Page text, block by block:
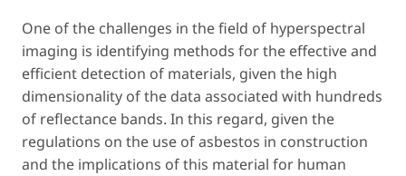
One of the challenges in the field of hyperspectral
imaging is identifying methods for the effective and
efficient detection of materials, given the high
dimensionality of the data associated with hundreds
of reflectance bands. In this regard, given the
regulations on the use of asbestos in construction
and the implications of this material for human